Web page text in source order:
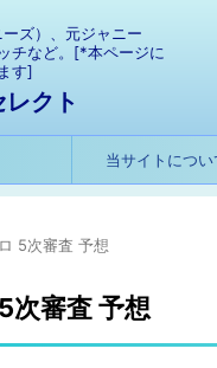
ズ）、元ジャニー
チなど。[*本ページに
す]
クト
当サイトについ
5次審査 予想
次審査 予想